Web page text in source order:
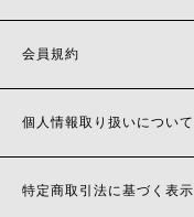
会員規約
個人情報取り扱いについて
特定商取引法に基づく表示